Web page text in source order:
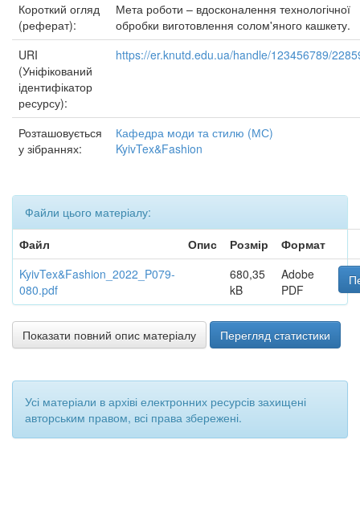
Короткий огляд
(реферат):
Мета роботи – вдосконалення технологічної
обробки виготовлення солом'яного кашкету.
URI
(Уніфікований
ідентифікатор
ресурсу):
https://er.knutd.edu.ua/handle/123456789/
Розташовується
у зібраннях:
Кафедра моди та стилю (МС)
KyivTex&Fashion
Файли цього матеріалу:
Файл
Опис Розмір
Формат
KyivTex&Fashion_2022_P079-
080.pdf
680,35
kB
Adobe
PDF
Показати повний опис матеріалу Перегляд статистики
Усі матеріали в архіві електронних ресурсів захищені
авторським правом, всі права збережені.